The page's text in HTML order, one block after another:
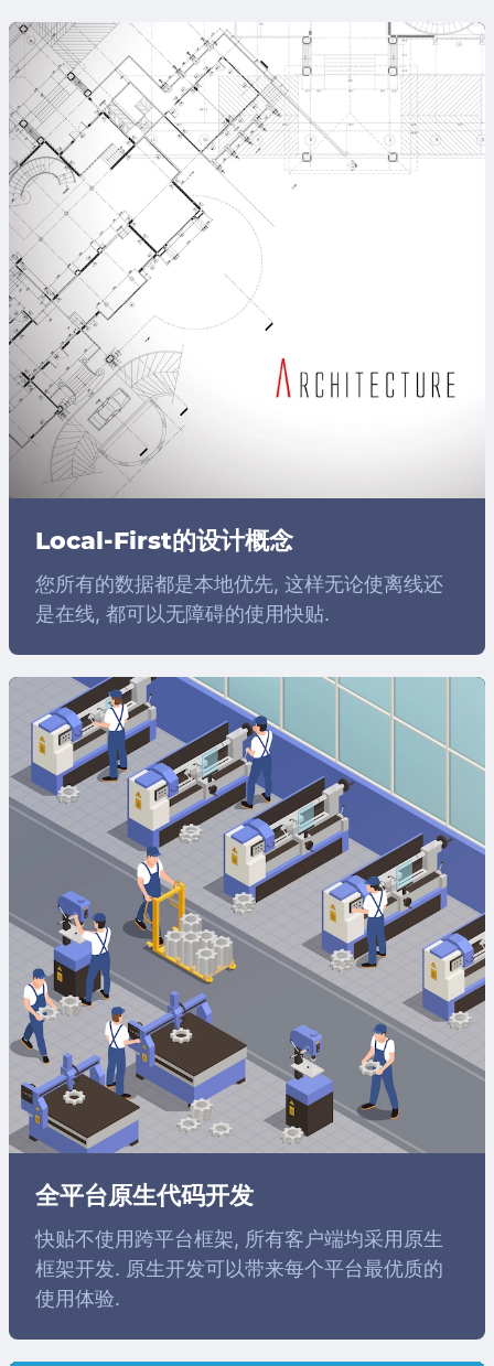
Local-First的设计概念
您所有的数据都是本地优先, 这样无论使离线还
是在线, 都可以无障碍的使用快贴.
全平台原生代码开发
快贴不使用跨平台框架, 所有客户端均采用原生
框架开发. 原生开发可以带来每个平台最优质的
使用体验.